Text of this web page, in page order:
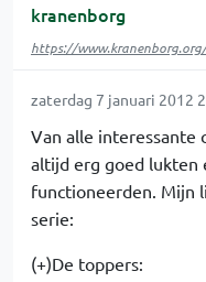
kranenborg
https://
zaterdag 7 januari 2012
Van alle interessante
altijd erg goed lukten
functioneerden. Mijn
serie:
(+)De toppers: